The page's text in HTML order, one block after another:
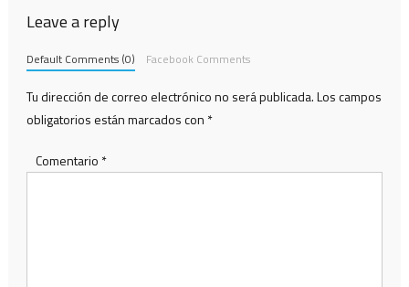
Leave a reply
Default Comments (0) Facebook Comments
Tu dirección de correo electrónico no será publicada.Los campos
obligatorios están marcados con *
Comentario *